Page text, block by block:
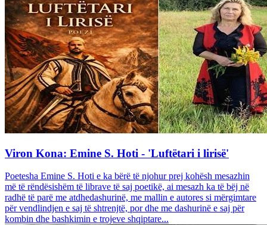
Viron Kona: Emine S. Hoti - 'Luftëtari i lirisë'
Poetesha Emine S. Hoti e ka bërë të njohur prej kohësh mesazhin
më të rëndësishëm të librave të saj poetikë, ai mesazh ka të bëj në
radhë të parë me atdhedashurinë, me mallin e autores si mërgimtare
për vendlindjen e saj të shtrenjtë, por dhe me dashurinë e saj për
kombin dhe bashkimin e trojeve shqiptare...